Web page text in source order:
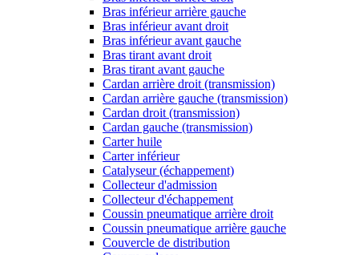
Bras inférieur arrière gauche
Bras inférieur avant droit
Bras inférieur avant gauche
Bras tirant avant droit
Bras tirant avant gauche
Cardan arrière droit (transmission)
Cardan arrière gauche (transmission)
Cardan droit (transmission)
Cardan gauche (transmission)
Carter huile
Carter inférieur
Catalyseur (échappement)
Collecteur d'admission
Collecteur d'échappement
Coussin pneumatique arrière droit
Coussin pneumatique arrière gauche
Couvercle de distribution